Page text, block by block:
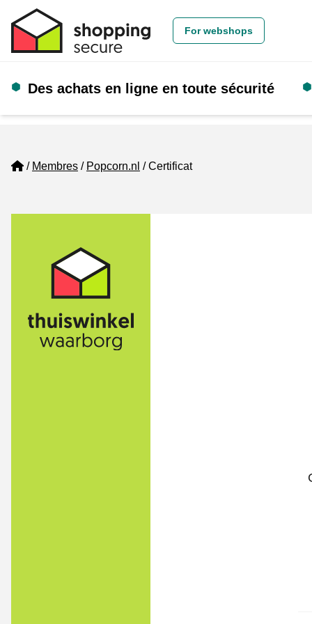
For webshops
Des achats en ligne en toute sécurité
Home
Membres Popcorn.nl Certificat